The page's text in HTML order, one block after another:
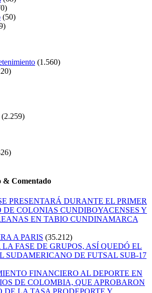
(50)
(1.560)
(2.259)
& Comentado
PRESENTARÁ DURANTE EL PRIMER
DE COLONIAS CUNDIBOYACENSES Y
EN TABIO CUNDINAMARCA
A PARIS (35.212)
FASE DE GRUPOS, ASÍ QUEDÓ EL
SUDAMERICANO DE FUTSAL SUB-17
FINANCIERO AL DEPORTE EN
DE COLOMBIA, QUE APROBARON
DE LA TASA PRODEPORTE Y